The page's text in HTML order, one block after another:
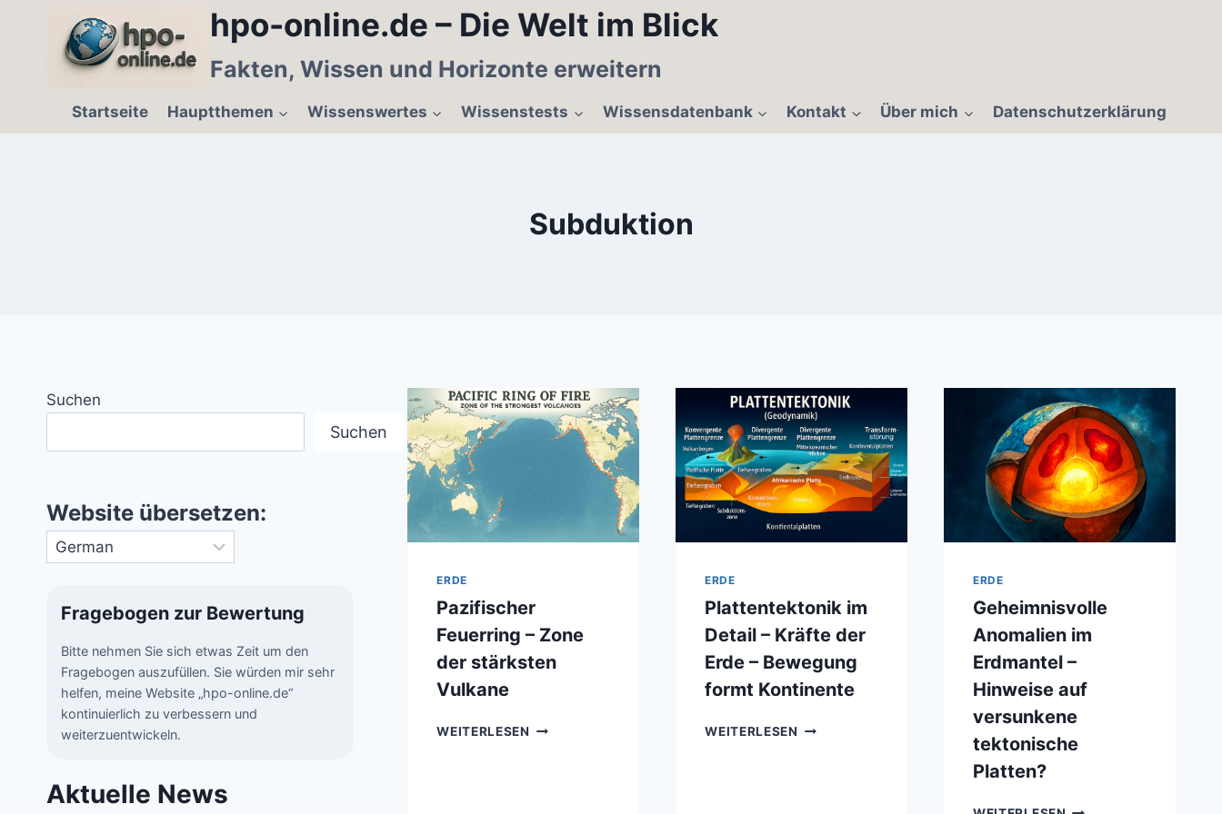
hpo-online.de – Die Welt im Blick
Fakten, Wissen und Horizonte erweitern
Startseite Hauptthemen Wissenswertes Wissenstests Wissensdatenbank Kontakt Über mich Datenschutzerklärung
Subduktion
ERDE
Pazifischer
Feuerring – Zone
der stärksten
Vulkane
WEITERLESEN PAZIFISCHER
ERDE
Plattentektonik im
Detail – Kräfte der
Erde – Bewegung
formt Kontinente
WEITERLESEN PLATTENTEKTONIK
ERDE
Geheimnisvolle
Anomalien im
Erdmantel –
Hinweise auf
versunkene
tektonische
Platten?
GEHEIMNISVOLLE
Suchen
Suchen
Website übersetzen:
Fragebogen zur Bewertung
Bitte nehmen Sie sich etwas Zeit um den
Fragebogen auszufüllen. Sie würden mir sehr
helfen, meine Website „hpo-online.de“
kontinuierlich zu verbessern und
weiterzuentwickeln.
Aktuelle News